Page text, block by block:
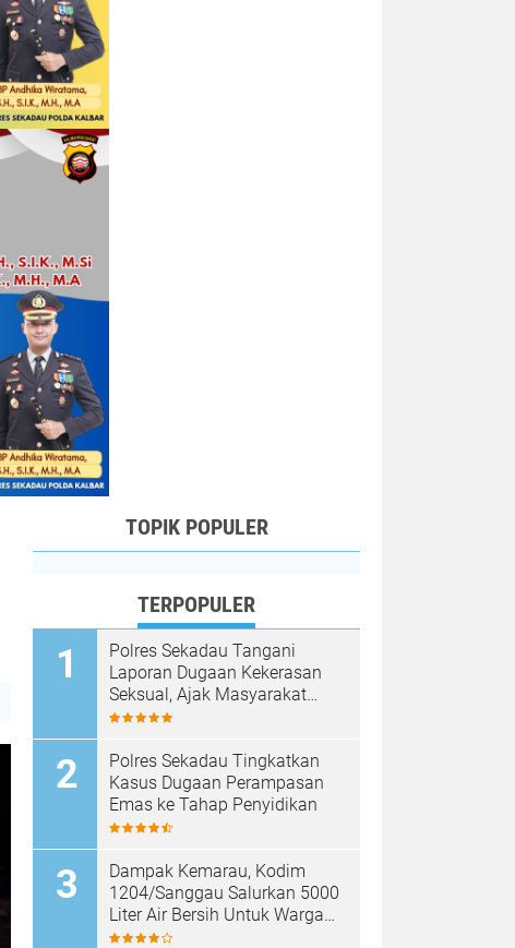
TOPIK POPULER
TERPOPULER
Polres Sekadau Tangani
Laporan Dugaan Kekerasan
Seksual, Ajak Masyarakat
Jaga Ruang Digital
Polres Sekadau Tingkatkan
Kasus Dugaan Perampasan
Emas ke Tahap Penyidikan
Dampak Kemarau, Kodim
1204/Sanggau Salurkan 5000
Liter Air Bersih Untuk Warga
Desa Entakai